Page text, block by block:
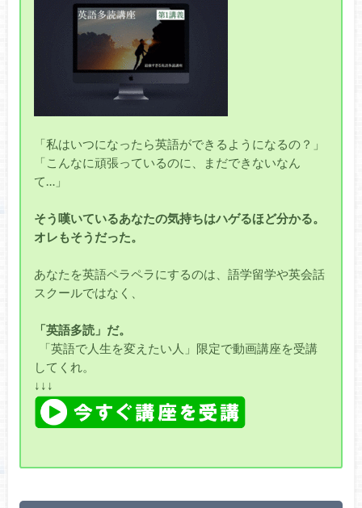
「私はいつになったら英語ができるようになるの？」
「こんなに頑張っているのに、まだできないなん
て…」
そう嘆いているあなたの気持ちはハゲるほど分かる。
オレもそうだった。
あなたを英語ペラペラにするのは、語学留学や英会話
スクールではなく、
「英語多読」だ。
「英語で人生を変えたい人」限定で動画講座を受講
してくれ。
↓↓↓